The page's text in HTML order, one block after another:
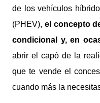
de los vehículos
(PHEV), el concepto
condicional y, en
abrir el capó de la
que te vende el
cuando más la